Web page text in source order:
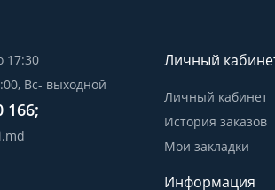
17:30
Вс- выходной
166;
Личный
Личный кабинет
История заказов
Мои закладки
Информация